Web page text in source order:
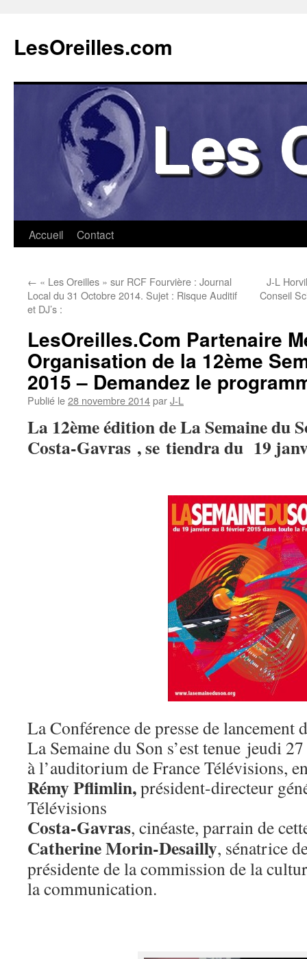
contenu
LesOreilles.com
Accueil Contact
← « Les Oreilles » sur RCF Fourvière : Journal
Local du 31 Octobre 2014. Sujet : Risque Auditif
et DJ’s :
J-L
Conseil
LesOreilles.Com Partenaire
Organisation de la 12ème
2015 – Demandez le
Publié le28 novembre 2014parJ-L
La 12ème édition de La Semaine du
Costa-Gavras , se tiendra du 19
La Conférence de presse de lancement
La Semaine du Son s’est tenue jeudi
à l’auditorium de France Télévisions,
Rémy Pflimlin,président-directeur
Télévisions
Costa-Gavras, cinéaste, parrain de
Catherine Morin-Desailly, sénatrice
présidente de la commission de la
la communication.